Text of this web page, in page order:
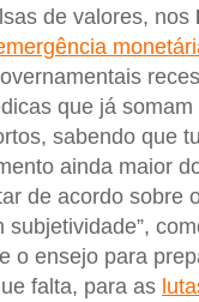
de valores, nos
que já
sabendo que
ainda maior
de acordo sobre
subjetividade”,
o ensejo para
falta, para as